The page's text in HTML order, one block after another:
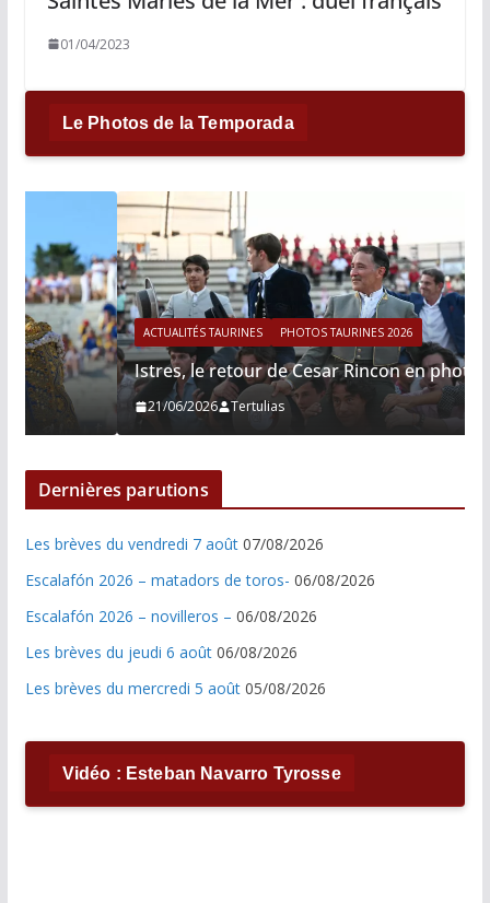
01/04/2023
Le Photos de la Temporada
ACTUALITÉS TAURINES PHOTOS TAURINES 2026
Istres, le retour de Cesar Rincon en photos
21/06/2026 Tertulias
Dernières parutions
Les brèves du vendredi 7 août 07/08/2026
Escalafón 2026 – matadors de toros- 06/08/2026
Escalafón 2026 – novilleros – 06/08/2026
Les brèves du jeudi 6 août 06/08/2026
Les brèves du mercredi 5 août 05/08/2026
Vidéo : Esteban Navarro Tyrosse